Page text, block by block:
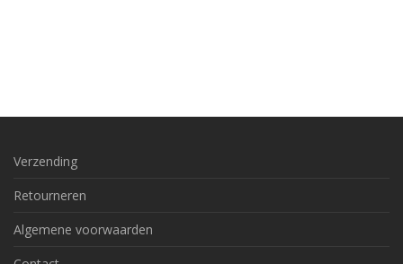
Verzending
Retourneren
Algemene voorwaarden